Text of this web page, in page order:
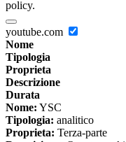
policy.
youtube.com
Nome
Tipologia
Proprieta
Descrizione
Durata
Nome: YSC
Tipologia: analitico
Proprieta: Terza-parte